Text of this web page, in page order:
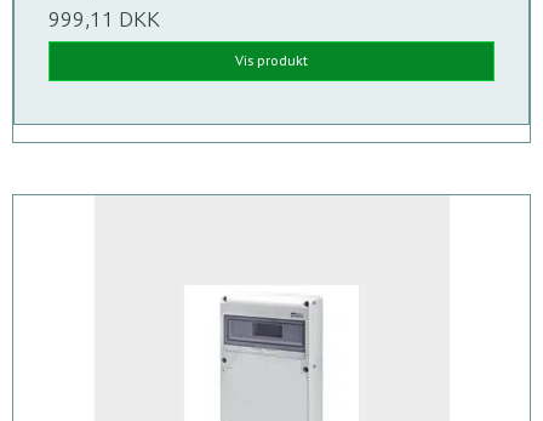
999,11 DKK
Vis produkt